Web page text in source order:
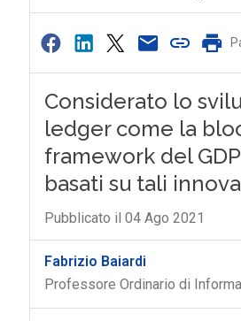
Considerato lo
ledger come la
framework del
basati su tali
Pubblicato il 04 Ago 2021
Fabrizio Baiardi
Professore Ordinario di